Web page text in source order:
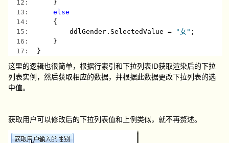
  12:
    }
  13:
else
  14:
    {
  15:
        ddlGender.SelectedValue =
"女" ;
  16:
    }
  17:
}
这里的逻辑也很简单，根据行索引和下拉列表ID获取渲染后的下拉
列表实例，然后获取相应的数据，并根据此数据更改下拉列表的选
中值。
获取用户可以修改后的下拉列表值和上例类似，就不再赘述。